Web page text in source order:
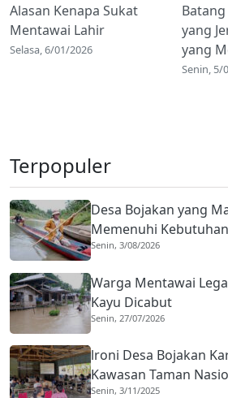
Alasan Kenapa Sukat
Mentawai Lahir
Selasa, 6/01/2026
yang
yang
Senin, 5/
Terpopuler
Desa Bojakan yang
Memenuhi
Senin, 3/08/2026
Warga Mentawai
Kayu Dicabut
Senin, 27/07/2026
lroni Desa Bojakan
Kawasan Taman
Senin, 3/11/2025